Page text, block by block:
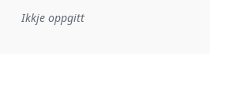
Referanse til ei implementeringsregel eller
Ikkje oppgitt